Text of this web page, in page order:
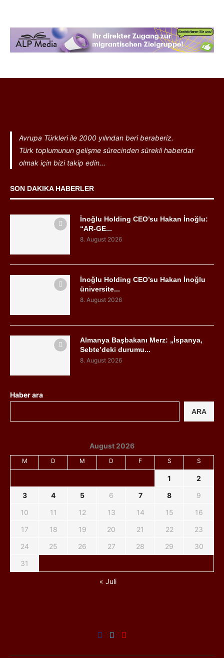
Avrupa Türkleri ile 2000 yılından beri beraberiz.
Türk toplumunun gelişme sürecinden sürekli haberdar
olmak için bizi takip edin...
SON DAKIKA HABERLER
İnoğlu Holding CEO’su Hakan İnoğlu:
“AR-GE...
8. August 2026
İnoğlu Holding CEO’su Hakan İnoğlu
üniversite...
8. August 2026
Almanya Başbakanı Merz: „İspanya,
Sebte’deki durumu...
8. August 2026
Haber ara
ARA
August 2026
M D M D F S S
1
2
3
4 5 6 7 8
9
10
11 12 13 14 15
16
17
18 19 20 21 22
23
24
25 26 27 28 29
30
31
« Juli